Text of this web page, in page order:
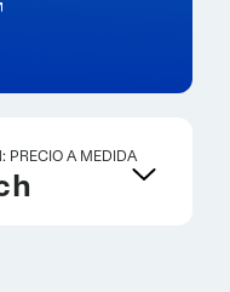
PRECIO A MEDIDA